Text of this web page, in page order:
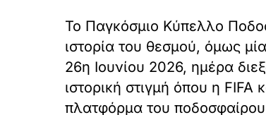
Το Παγκόσμιο Κύπελλο
ιστορία του θεσμού, όμως
26η Ιουνίου 2026, ημέρα
ιστορική στιγμή όπου η
πλατφόρμα του